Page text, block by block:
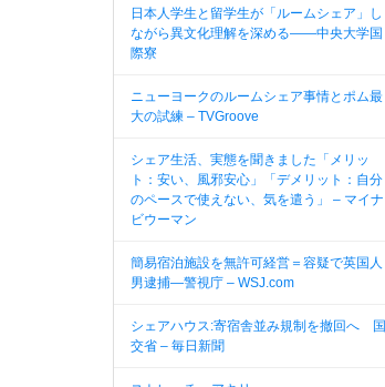
日本人学生と留学生が「ルームシェア」し
ながら異文化理解を深める――中央大学国
際寮
ニューヨークのルームシェア事情とポム最
大の試練 – TVGroove
シェア生活、実態を聞きました「メリッ
ト：安い、風邪安心」「デメリット：自分
のペースで使えない、気を遣う」 – マイナ
ビウーマン
簡易宿泊施設を無許可経営＝容疑で英国人
男逮捕—警視庁 – WSJ.com
シェアハウス:寄宿舎並み規制を撤回へ 国
交省 – 毎日新聞